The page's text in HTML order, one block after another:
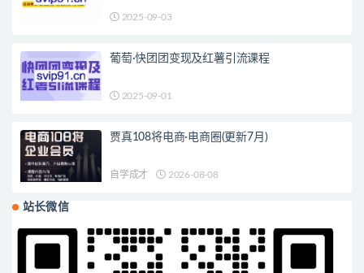
2025-09-03
葡萄·快团团变现及红薯引流课程
2025-09-01
贾真108将电商·电商圈(更新7月)
自学成才 2026-08-08
站长微信